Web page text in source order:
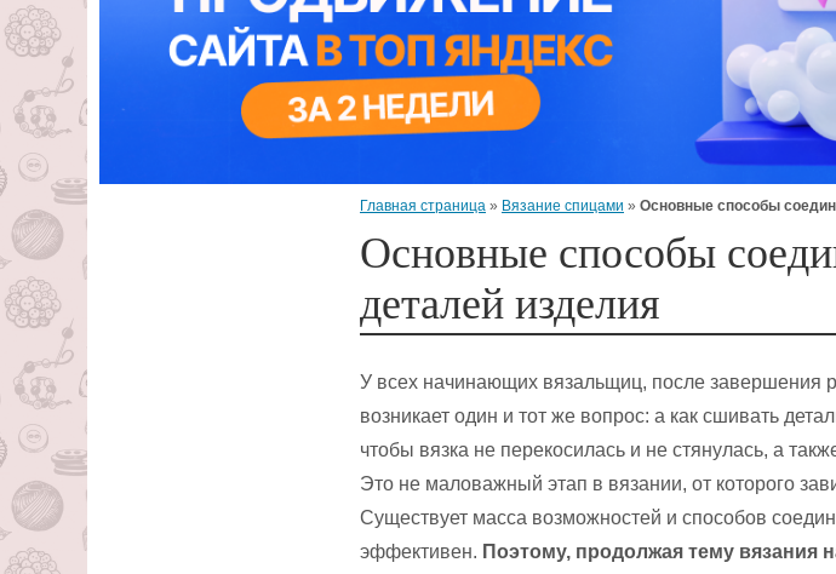
Главная страница » Вязание спицами » Основные способы
Основные способы
деталей изделия
У всех начинающих вязальщиц, после завершения
возникает один и тот же вопрос: а как сшивать
чтобы вязка не перекосилась и не стянулась, а
Это не маловажный этап в вязании, от которого
Существует масса возможностей и способов
эффективен. Поэтому, продолжая тему вязания